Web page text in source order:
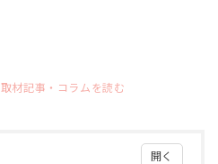
取材記事・コラムを読む